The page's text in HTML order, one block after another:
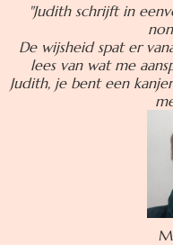
"Judith schrijft in
De wijsheid spat er
lees van wat me
Judith, je bent een